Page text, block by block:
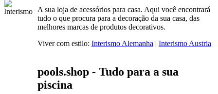
A sua loja de acessórios para casa. Aqui você encontrará
tudo o que procura para a decoração da sua casa, das
melhores marcas de produtos decorativos.
Viver com estilo: Interismo Alemanha | Interismo Austria
pools.shop - Tudo para a sua
piscina